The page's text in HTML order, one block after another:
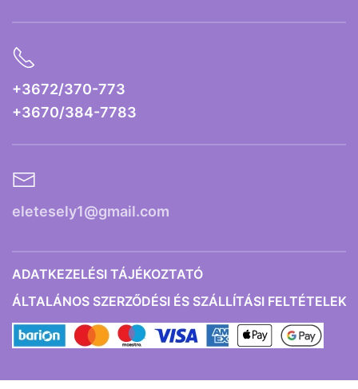
+3672/370-773
+3670/384-7783
eletesely1@gmail.com
ADATKEZELÉSI TÁJÉKOZTATÓ
ÁLTALÁNOS SZERZŐDÉSI ÉS SZÁLLÍTÁSI FELTÉTELEK